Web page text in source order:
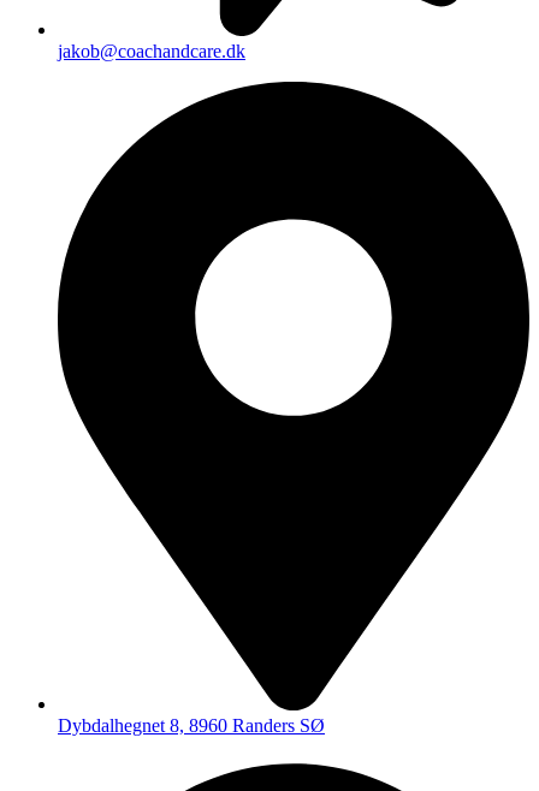
jakob@coachandcare.dk
Dybdalhegnet 8, 8960 Randers SØ